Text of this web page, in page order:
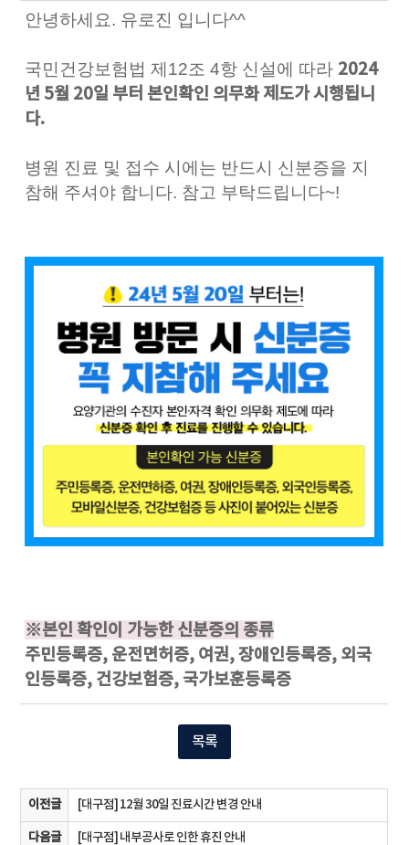
안녕하세요. 유로진 입니다^^
국민건강보험법 제12조 4항 신설에 따라 2024
년 5월 20일 부터 본인확인 의무화 제도가 시행됩니
다.
병원 진료 및 접수 시에는 반드시 신분증을 지
참해 주셔야 합니다. 참고 부탁드립니다~!
※본인 확인이 가능한 신분증의 종류
주민등록증, 운전면허증, 여권, 장애인등록증, 외국
인등록증, 건강보험증, 국가보훈등록증
목록
이전글 [대구점] 12월 30일 진료시간 변경 안내
다음글 [대구점] 내부공사로 인한 휴진 안내